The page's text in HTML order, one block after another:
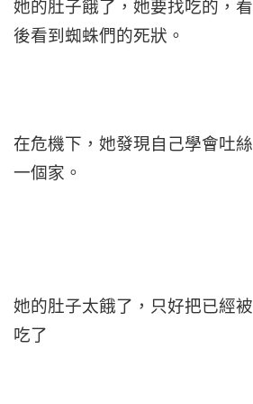
她的肚子餓了，她要找吃的，
後看到蜘蛛們的死狀。
在危機下，她發現自己學會吐
一個家。
她的肚子太餓了，只好把已經
吃了